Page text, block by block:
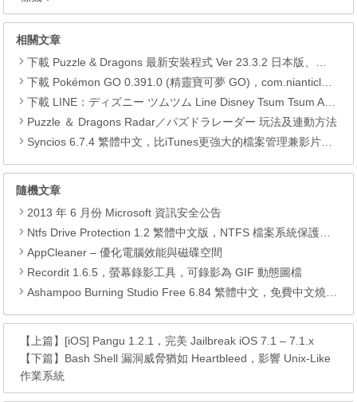
相關文章
下載 Puzzle & Dragons 最新安裝程式 Ver 23.3.2 日本版、港台版… (PAD Radar) (.apk) (.xapk)
下載 Pokémon GO 0.391.0 (精靈寶可夢 GO)，com.nianticlabs.pokemongo (.apk) (.xapk)
下載 LINE：ディズニー ツムツム Line Disney Tsum Tsum APK
Puzzle ＆ Dragons Radar／パズドラレーダー 玩法及連動方法
Syncios 6.7.4 繁體中文，比iTunes更強大的檔案管理兼影片轉檔工具
隨機文章
2013 年 6 月份 Microsoft 資訊安全公告
Ntfs Drive Protection 1.2 繁體中文版，NTFS 檔案系統保護工具
AppCleaner – 優化電腦效能與磁碟空間
Recordit 1.6.5，螢幕錄影工具，可錄影為 GIF 動態圖檔
Ashampoo Burning Studio Free 6.84 繁體中文，免費中文燒錄軟體
【上篇】 [iOS] Pangu 1.2.1，完美 Jailbreak iOS 7.1 – 7.1.x
【下篇】 Bash Shell 漏洞威脅猶如 Heartbleed，影響 Unix-Like
作業系統